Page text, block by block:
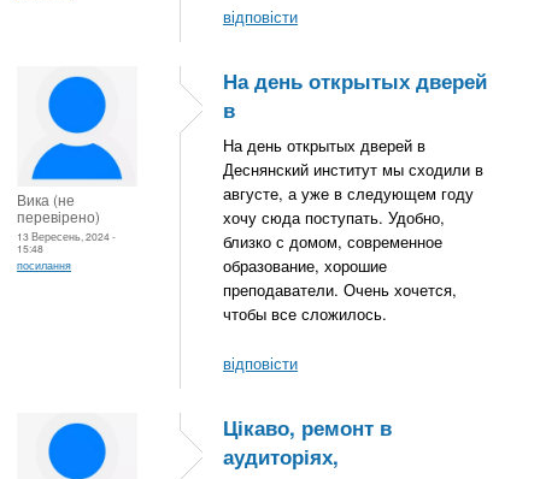
відповісти
Вика (не
перевірено)
13 Вересень, 2024 -
15:48
посилання
На день открытых дверей
в
На день открытых дверей в
Деснянский институт мы сходили в
августе, а уже в следующем году
хочу сюда поступать. Удобно,
близко с домом, современное
образование, хорошие
преподаватели. Очень хочется,
чтобы все сложилось.
відповісти
Цікаво, ремонт в
аудиторіях,